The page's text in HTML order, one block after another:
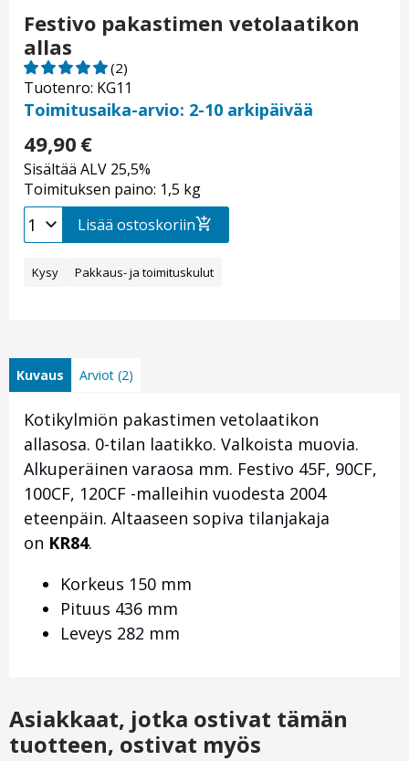
Festivo pakastimen vetolaatikon
allas
Tuotenro: KG11
(2)
Toimitusaika-arvio: 2-10 arkipäivää
49,90 €
Sisältää ALV 25,5%
Toimituksen paino: 1,5 kg
Lisää ostoskoriin
Kysy Pakkaus- ja toimituskulut
Kuvaus Arviot (2)
Kotikylmiön pakastimen vetolaatikon
allasosa. 0-tilan laatikko. Valkoista muovia.
Alkuperäinen varaosa mm. Festivo 45F, 90CF,
100CF, 120CF -malleihin vuodesta 2004
eteenpäin. Altaaseen sopiva tilanjakaja
on KR84.
Korkeus 150 mm
Pituus 436 mm
Leveys 282 mm
Asiakkaat, jotka ostivat tämän
tuotteen, ostivat myös